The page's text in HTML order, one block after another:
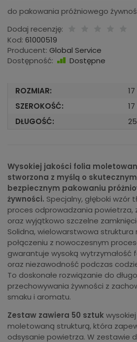
do pakowania próżniowego
Dodaj recenzję:
Kod: 61000519
Producent: Global Service
Dostępność:
Dostępne
ROZMIAR:
SZEROKOŚĆ:
DŁUGOŚĆ:
Wysokiej jakości folia
stworzona z myślą o
bezpiecznym pakowaniu
żywności. Specjalny, głęboki wzór
proces odprowadzania powietrza,
oraz wyjątkowo szczelne
Solidna, wielowarstwowa struktura
połączeniu z nowoczesnym
gwarantuje wysoką wytrzymałość
oraz niezawodność podczas
To doskonałe rozwiązanie do
przechowywania żywności z
smaku i aromatu.
Zestaw zawiera 50 sztuk
moletowaną strukturą, która
odsysanie powietrza. W zestawie